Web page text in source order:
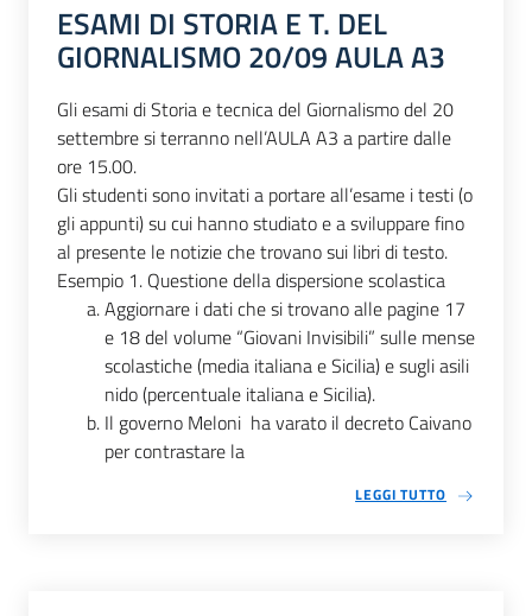
ESAMI DI STORIA E T. DEL
GIORNALISMO 20/09 AULA A3
Gli esami di Storia e tecnica del Giornalismo del 20
settembre si terranno nell’AULA A3 a partire dalle
ore 15.00.
Gli studenti sono invitati a portare all’esame i testi (o
gli appunti) su cui hanno studiato e a sviluppare fino
al presente le notizie che trovano sui libri di testo.
Esempio 1. Questione della dispersione scolastica
Aggiornare i dati che si trovano alle pagine 17
e 18 del volume “Giovani Invisibili” sulle mense
scolastiche (media italiana e Sicilia) e sugli asili
nido (percentuale italiana e Sicilia).
Il governo Meloni ha varato il decreto Caivano
per contrastare la
LEGGI TUTTO